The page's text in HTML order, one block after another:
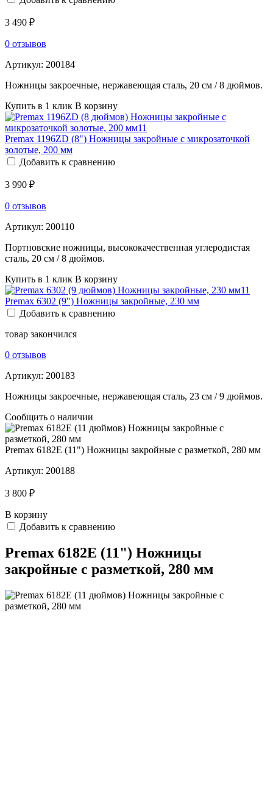
3 490 ₽
0 отзывов
Артикул: 200184
Ножницы закроечные, нержавеющая сталь, 20 см / 8 дюймов.
Купить в 1 клик В корзину
Premax 1196ZD (8") Ножницы закройные с микрозаточкой
золотые, 200 мм
Добавить к сравнению
3 990 ₽
0 отзывов
Артикул: 200110
Портновские ножницы, высококачественная углеродистая
сталь, 20 см / 8 дюймов.
Купить в 1 клик В корзину
Premax 6302 (9") Ножницы закройные, 230 мм
Добавить к сравнению
товар закончился
0 отзывов
Артикул: 200183
Ножницы закроечные, нержавеющая сталь, 23 см / 9 дюймов.
Сообщить о наличии
Premax 6182E (11") Ножницы закройные с разметкой, 280 мм
Артикул: 200188
3 800 ₽
В корзину
Добавить к сравнению
Premax 6182E (11") Ножницы
закройные с разметкой, 280 мм